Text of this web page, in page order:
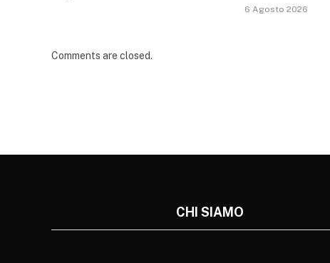
6 Agosto 2026
Comments are closed.
CHI SIAMO